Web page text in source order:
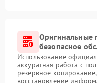
Оригинальные
безопасное
Использование
аккуратная работа с
резервное
восстановление